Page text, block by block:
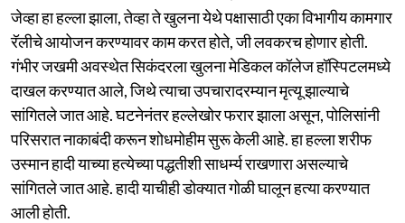
जेव्हा हा हल्ला झाला, तेव्हा ते खुलना येथे पक्षासाठी एका विभागीय कामगार
रॅलीचे आयोजन करण्यावर काम करत होते, जी लवकरच होणार होती.
गंभीर जखमी अवस्थेत सिकंदरला खुलना मेडिकल कॉलेज हॉस्पिटलमध्ये
दाखल करण्यात आले, जिथे त्याचा उपचारादरम्यान मृत्यू झाल्याचे
सांगितले जात आहे. घटनेनंतर हल्लेखोर फरार झाला असून, पोलिसांनी
परिसरात नाकाबंदी करून शोधमोहीम सुरू केली आहे. हा हल्ला शरीफ
उस्मान हादी याच्या हत्येच्या पद्धतीशी साधर्म्य राखणारा असल्याचे
सांगितले जात आहे. हादी याचीही डोक्यात गोळी घालून हत्या करण्यात
आली होती.